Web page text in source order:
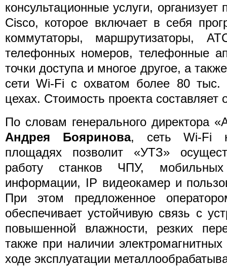
консультационные услуги, организует
Cisco, которое включает в себя
коммутаторы, маршрутизаторы,
телефонных номеров, телефонные
точки доступа и многое другое, а
сети Wi-Fi с охватом более 80 тыс.
цехах. Стоимость проекта составляет
По словам генерального директора
Андрея Бояринова, сеть Wi-Fi
площадях позволит «УТЗ»
работу станков ЧПУ,
информации, IP видеокамер и
При этом предложенное
обеспечивает устойчивую связь с
повышенной влажности, резких
также при наличии
ходе эксплуатации